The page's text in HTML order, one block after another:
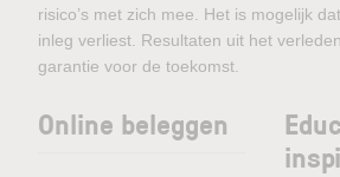
risico’s met zich mee. Het is mogelijk
inleg verliest. Resultaten uit het
garantie voor de toekomst.
Online beleggen